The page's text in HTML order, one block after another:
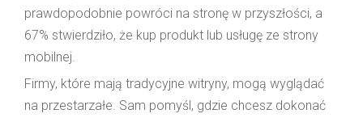
prawdopodobnie powróci na stronę w przyszłości, a
67% stwierdziło, że kup produkt lub usługę ze strony
mobilnej.
Firmy, które mają tradycyjne witryny, mogą wyglądać
na przestarzałe. Sam pomyśl, gdzie chcesz dokonać